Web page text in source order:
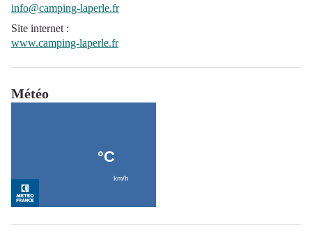
info@camping-laperle.fr
Site internet :
www.camping-laperle.fr
Météo